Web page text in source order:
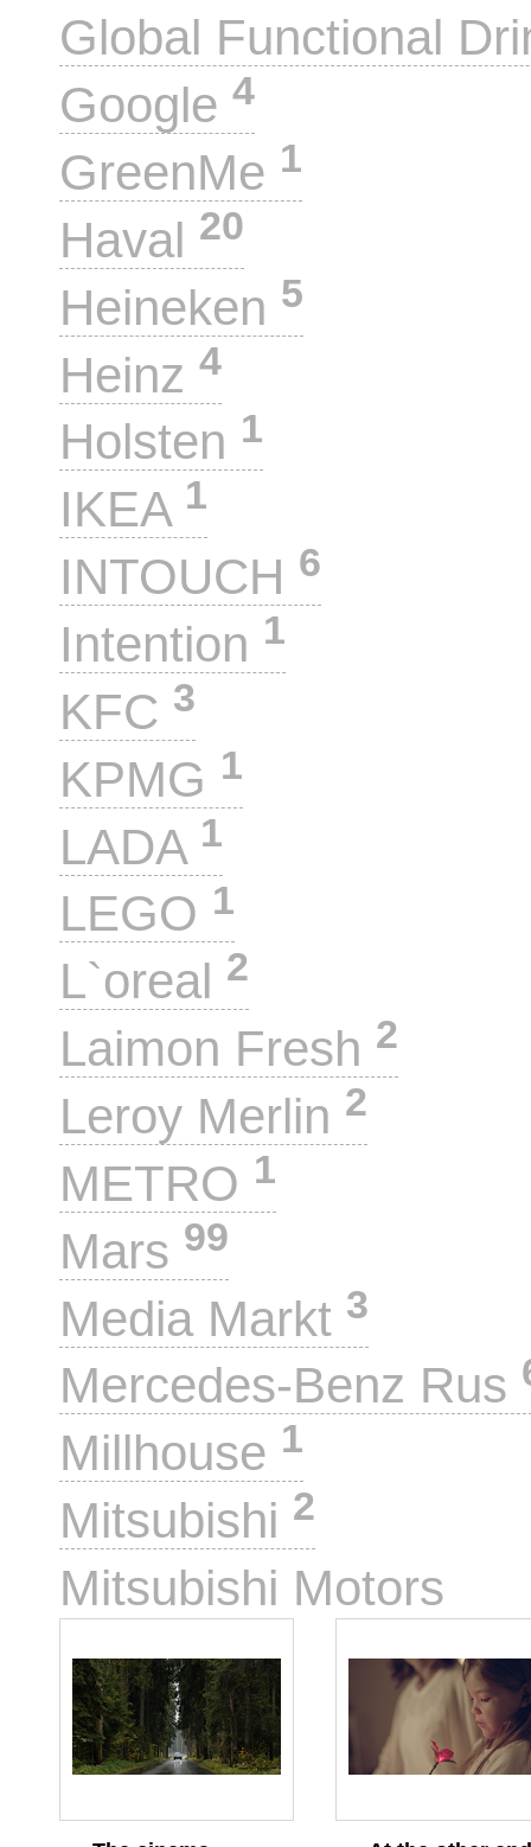
Global Functional
Google 4
GreenMe 1
Haval 20
Heineken 5
Heinz 4
Holsten 1
IKEA 1
INTOUCH 6
Intention 1
KFC 3
KPMG 1
LADA 1
LEGO 1
L`oreal 2
Laimon Fresh 2
Leroy Merlin 2
METRO 1
Mars 99
Media Markt 3
Mercedes-Benz Rus
Millhouse 1
Mitsubishi 2
Mitsubishi Motors